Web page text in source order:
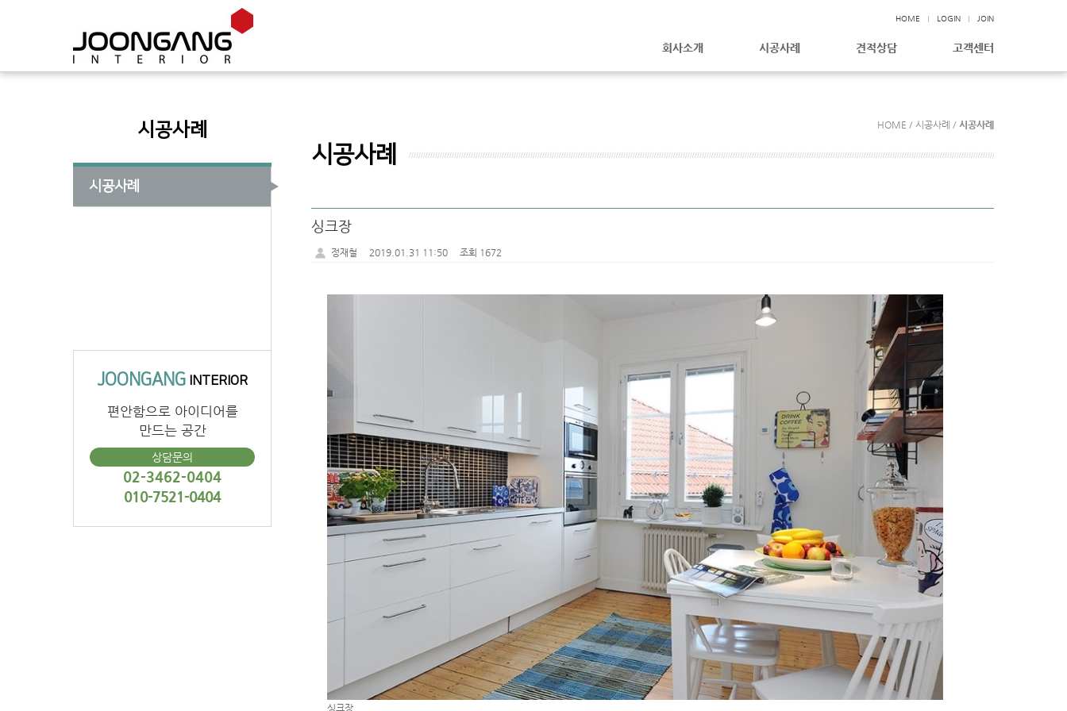
HOME LOGIN JOIN
회사소개 시공사례 견적상담 고객센터
시공사례
시공사례
JOONGANG INTERIOR
편안함으로 아이디어를
만드는 공간
상담문의
02-3462-0404
010-7521-0404
HOME / 시공사례 / 시공사례
시공사례
싱크장
정재철 2019.01.31 11:50 조회 1672
싱크장